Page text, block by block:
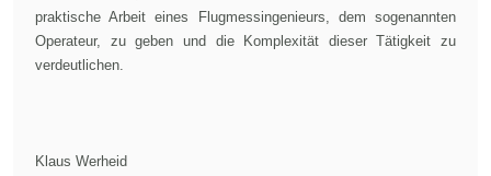
praktische Arbeit eines Flugmessingenieurs, dem sogenannten
Operateur, zu geben und die Komplexität dieser Tätigkeit zu
verdeutlichen.
Klaus Werheid